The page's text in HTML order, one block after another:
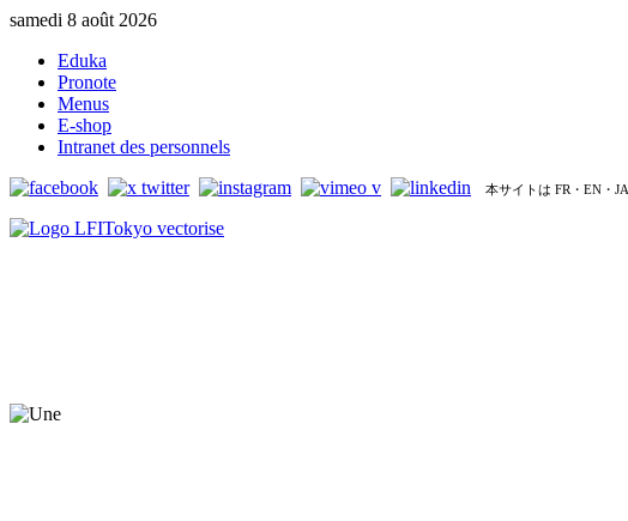
samedi 8 août 2026
Eduka
Pronote
Menus
E-shop
Intranet des personnels
本サイトは FR・EN・